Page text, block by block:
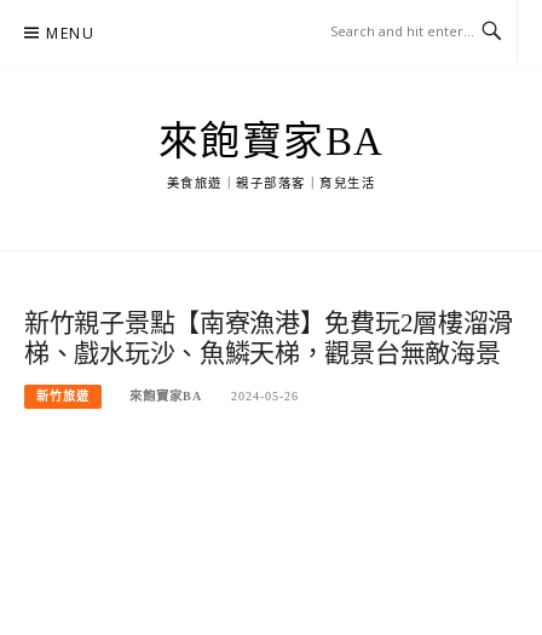
MENU
來飽寶家BA
美食旅遊｜親子部落客｜育兒生活
新竹親子景點【南寮漁港】免費玩2層樓溜滑
梯、戲水玩沙、魚鱗天梯，觀景台無敵海景
新竹旅遊 來飽寶家BA 2024-05-26